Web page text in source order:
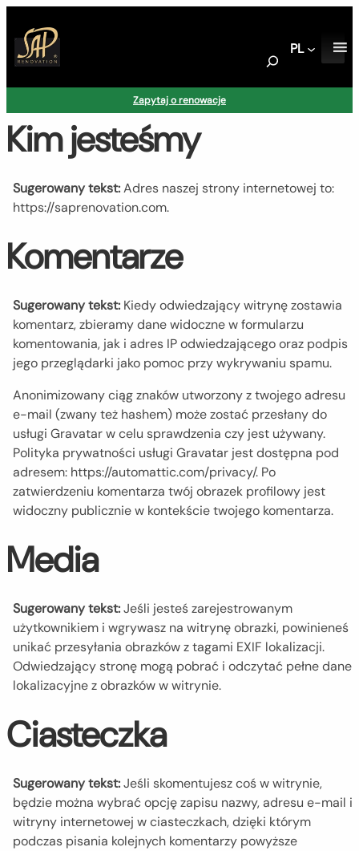
S
r
PL
Zapytaj o renowacje
Kim jesteśmy
Sugerowany tekst:Adres naszej strony internetowej to:
https://saprenovation.com.
Komentarze
Sugerowany tekst: Kiedy odwiedzający witrynę zostawia
komentarz, zbieramy dane widoczne w formularzu
komentowania, jak i adres IP odwiedzającego oraz podpis
jego przeglądarki jako pomoc przy wykrywaniu spamu.
Anonimizowany ciąg znaków utworzony z twojego adresu
e-mail (zwany też hashem) może zostać przesłany do
usługi Gravatar w celu sprawdzenia czy jest używany.
Polityka prywatności usługi Gravatar jest dostępna pod
adresem: https://automattic.com/privacy/. Po
zatwierdzeniu komentarza twój obrazek profilowy jest
widoczny publicznie w kontekście twojego komentarza.
Media
Sugerowany tekst:Jeśli jesteś zarejestrowanym
użytkownikiem i wgrywasz na witrynę obrazki, powinieneś
unikać przesyłania obrazków z tagami EXIF lokalizacji.
Odwiedzający stronę mogą pobrać i odczytać pełne dane
lokalizacyjne z obrazków w witrynie.
Ciasteczka
Sugerowany tekst:Jeśli skomentujesz coś w witrynie,
będzie można wybrać opcję zapisu nazwy, adresu e-mail i
witryny internetowej w ciasteczkach, dzięki którym
podczas pisania kolejnych komentarzy powyższe